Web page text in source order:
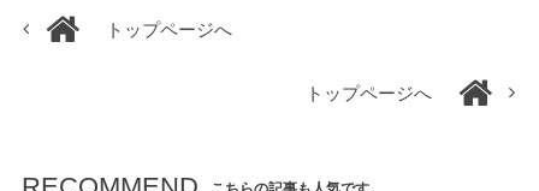
トップページへ
トップページへ